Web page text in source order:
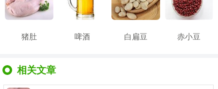
猪肚 啤酒 白扁豆 赤小豆
相关文章